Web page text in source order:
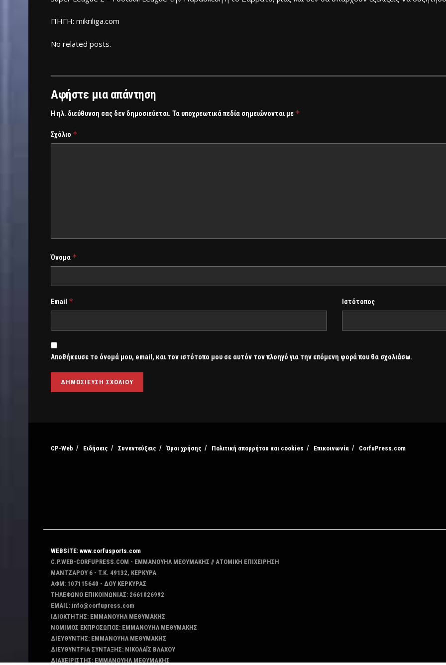
ΠΗΓΗ: mikriliga.com
No related posts.
Αφήστε μια απάντηση
Η ηλ. διεύθυνση σας δεν δημοσιεύεται. Τα υποχρεωτικά πεδία σημειώνονται με *
Σχόλιο *
Όνομα *
Email * Ιστότοπος
Αποθήκευσε το όνομά μου, email, και τον ιστότοπο μου σε αυτόν τον πλοηγό για την επόμενη φορά που θα σχολιάσω.
CP-Web Ειδήσεις Συνεντεύξεις Όροι χρήσης Πολιτική απορρήτου και cookies Επικοινωνία CorfuPress.com
WEBSITE: www.corfusports.com
C.P.WEB-CORFUPRESS.COM - ΕΜΜΑΝΟΥΗΛ ΜΕΘΥΜΑΚΗΣ // ΑΤΟΜΙΚΗ ΕΠΙΧΕΙΡΗΣΗ
MANTZAΡΟΥ 6 - T.K. 49132, ΚΕΡΚΥΡΑ
ΑΦΜ: 107115640 - ΔΟΥ ΚΕΡΚΥΡΑΣ
ΤΗΛΕΦΩΝΟ ΕΠΙΚΟΙΝΩΝΙΑΣ: 2661026992
EMAIL: info@corfupress.com
ΙΔΙΟΚΤΗΤΗΣ: EMMANOYΗΛ ΜΕΘΥΜΑΚΗΣ
ΝΟΜΙΜΟΣ ΕΚΠΡΟΣΩΠΟΣ: EMMANOYΗΛ ΜΕΘΥΜΑΚΗΣ
ΔΙΕΥΘΥΝΤΗΣ: EMMANOYΗΛ ΜΕΘΥΜΑΚΗΣ
ΔΙΕΥΘΥΝΤΡΙΑ ΣΥΝΤΑΞΗΣ: ΝΙΚΟΛΑΪΣ ΒΛΑΧΟΥ
ΔΙΑΧΕΙΡΙΣΤΗΣ: EMMANOYΗΛ ΜΕΘΥΜΑΚΗΣ